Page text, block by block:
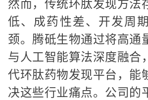
然而，传统环肽发现方法
低、成药性差、开发周
颈。腾砥生物通过将高通
与人工智能算法深度融合
代环肽药物发现平台，能
决这些行业痛点。公司的